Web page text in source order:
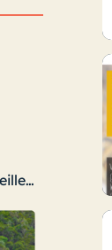
Exposition des abeilles aux pesticides